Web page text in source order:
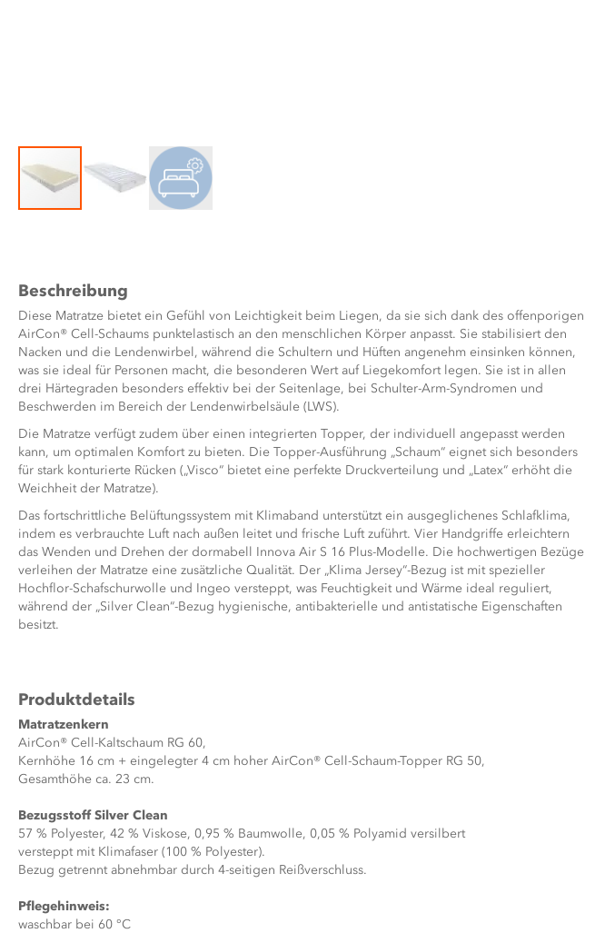
springen
Beschreibung
Diese Matratze bietet ein Gefühl von Leichtigkeit beim Liegen, da sie sich dank des offenporigen
AirCon® Cell-Schaums punktelastisch an den menschlichen Körper anpasst. Sie stabilisiert den
Nacken und die Lendenwirbel, während die Schultern und Hüften angenehm einsinken können,
was sie ideal für Personen macht, die besonderen Wert auf Liegekomfort legen. Sie ist in allen
drei Härtegraden besonders effektiv bei der Seitenlage, bei Schulter-Arm-Syndromen und
Beschwerden im Bereich der Lendenwirbelsäule (LWS).
Die Matratze verfügt zudem über einen integrierten Topper, der individuell angepasst werden
kann, um optimalen Komfort zu bieten. Die Topper-Ausführung „Schaum“ eignet sich besonders
für stark konturierte Rücken („Visco“ bietet eine perfekte Druckverteilung und „Latex“ erhöht die
Weichheit der Matratze).
Das fortschrittliche Belüftungssystem mit Klimaband unterstützt ein ausgeglichenes Schlafklima,
indem es verbrauchte Luft nach außen leitet und frische Luft zuführt. Vier Handgriffe erleichtern
das Wenden und Drehen der dormabell Innova Air S 16 Plus-Modelle. Die hochwertigen Bezüge
verleihen der Matratze eine zusätzliche Qualität. Der „Klima Jersey“-Bezug ist mit spezieller
Hochflor-Schafschurwolle und Ingeo versteppt, was Feuchtigkeit und Wärme ideal reguliert,
während der „Silver Clean“-Bezug hygienische, antibakterielle und antistatische Eigenschaften
besitzt.
Produktdetails
Matratzenkern
AirCon® Cell-Kaltschaum RG 60,
Kernhöhe 16 cm + eingelegter 4 cm hoher AirCon® Cell-Schaum-Topper RG 50,
Gesamthöhe ca. 23 cm.
Bezugsstoff Silver Clean
57 % Polyester, 42 % Viskose, 0,95 % Baumwolle, 0,05 % Polyamid versilbert
versteppt mit Klimafaser (100 % Polyester).
Bezug getrennt abnehmbar durch 4-seitigen Reißverschluss.
Pflegehinweis:
waschbar bei 60 °C